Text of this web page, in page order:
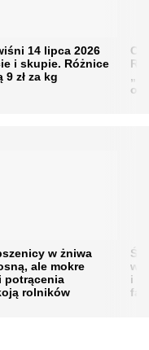
14 lipca 2026
i skupie. Różnice
9 zł za kg
w żniwa
ale mokre
potrącenia
rolników
i